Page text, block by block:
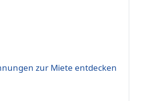
zur Miete entdecken